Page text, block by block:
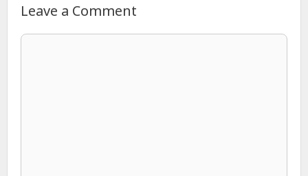
Leave a Comment
Comment